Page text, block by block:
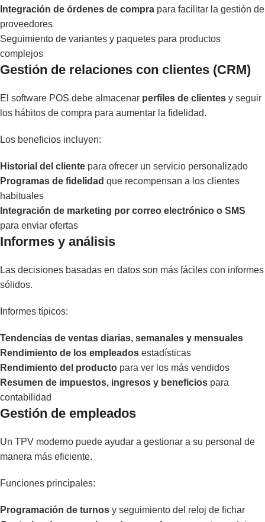
Integración de órdenes de compra para facilitar la gestión de
proveedores
Seguimiento de variantes y paquetes para productos
complejos
Gestión de relaciones con clientes (CRM)
El software POS debe almacenar perfiles de clientes y seguir
los hábitos de compra para aumentar la fidelidad.
Los beneficios incluyen:
Historial del cliente para ofrecer un servicio personalizado
Programas de fidelidad que recompensan a los clientes
habituales
Integración de marketing por correo electrónico o SMS
para enviar ofertas
Informes y análisis
Las decisiones basadas en datos son más fáciles con informes
sólidos.
Informes típicos:
Tendencias de ventas diarias, semanales y mensuales
Rendimiento de los empleados estadísticas
Rendimiento del producto para ver los más vendidos
Resumen de impuestos, ingresos y beneficios para
contabilidad
Gestión de empleados
Un TPV moderno puede ayudar a gestionar a su personal de
manera más eficiente.
Funciones principales:
Programación de turnos y seguimiento del reloj de fichar